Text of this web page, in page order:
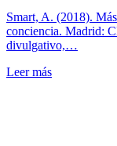
Smart, A. (2018).
conciencia. Madrid:
divulgativo,…
Leer más